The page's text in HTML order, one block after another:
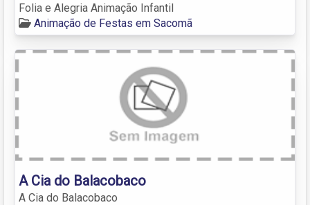
Folia e Alegria Animação Infantil
Animação de Festas em Sacomã
A Cia do Balacobaco
A Cia do Balacobaco